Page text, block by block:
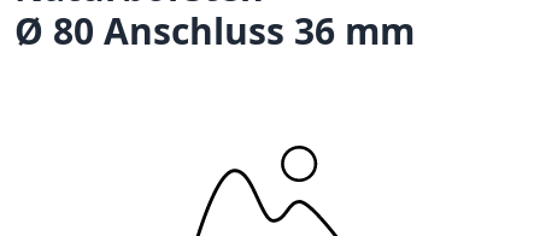
Ø 80 Anschluss 36 mm